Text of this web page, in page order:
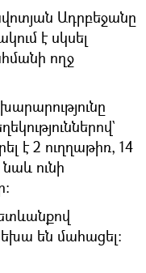
Ադրբեջանը
է սկսել
ողջ
է 2 ուղղաթիռ, 14
ունի
են մահացել։